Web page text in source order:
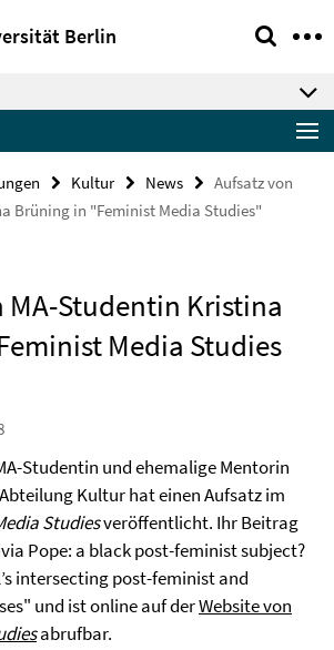
Berlin
Kultur News
Aufsatz von
Brüning in "Feminist Media Studies"
MA-Studentin Kristina
Media Studies
Studentin und ehemalige Mentorin
Kultur hat einen Aufsatz im
Studiesveröffentlicht. Ihr Beitrag
Pope: a black post-feminist subject?
intersecting post-feminist and
und ist online auf derWebsite von
abrufbar.